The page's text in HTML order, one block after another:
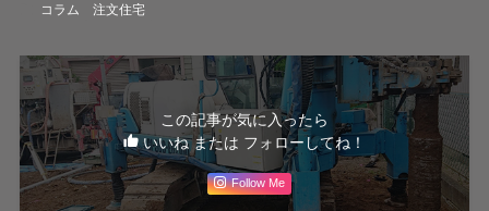
コラム 注文住宅
この記事が気に入ったら
いいね または フォローしてね！
Follow Me